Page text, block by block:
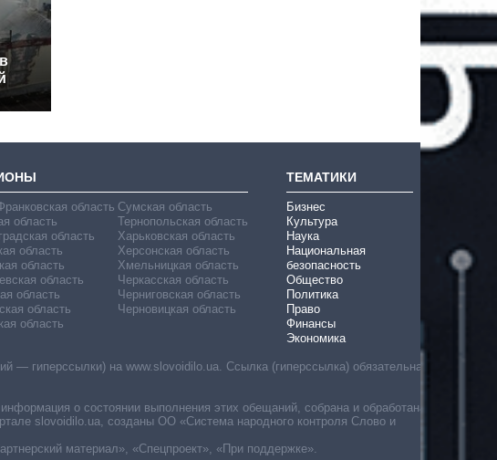
область
область
область
область
область
область
область
область
область
Сумская область
Тернопольская область
Харьковская область
Херсонская область
Хмельницкая область
Черкасская область
Черниговская область
Черновицкая область
ТЕМАТИКИ
Бизнес
Культура
Наука
Национальная
безопасность
Общество
Политика
Право
Финансы
Экономика
— гиперссылки) на www.slovoidilo.ua. Ссылка (гиперссылка) обязательна
о состоянии выполнения этих обещаний, собрана и обработана
slovoidilo.ua, созданы ОО «Система народного контроля Слово и
материал», «Спецпроект», «При поддержке».